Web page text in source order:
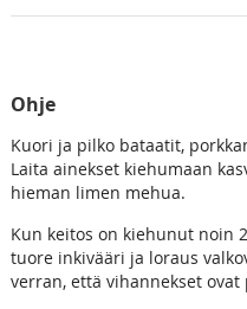
Ohje
Kuori ja pilko bataatit,
Laita ainekset kiehumaan
hieman limen mehua.
Kun keitos on kiehunut noin
tuore inkivääri ja loraus
verran, että vihannekset ovat